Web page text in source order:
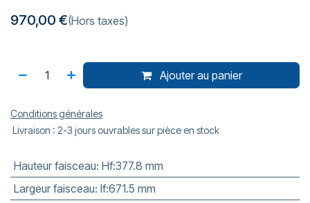
970,00 €(Hors taxes)
Ajouter au panier
Conditions générales
Livraison : 2-3 jours ouvrables sur pièce en stock
Hauteur faisceau: Hf:377.8 mm
Largeur faisceau: lf:671.5 mm